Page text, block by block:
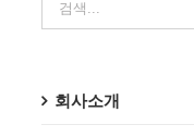
회사소개